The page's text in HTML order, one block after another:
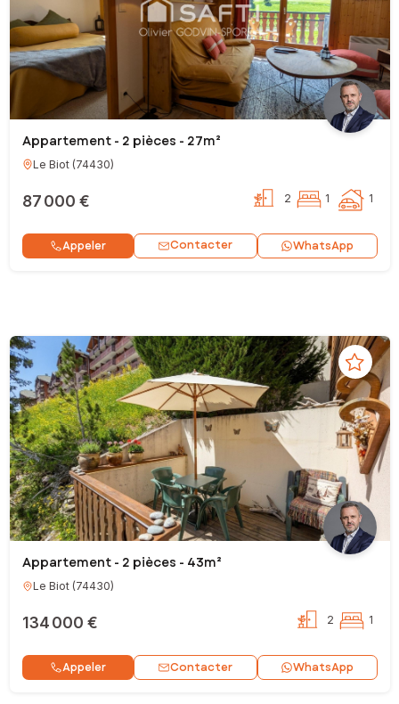
Appartement - 2 pièces - 27m²
Le Biot(74430)
87 000 € 2 1 1
Appeler Contacter WhatsApp
Appartement - 2 pièces - 43m²
Le Biot(74430)
134 000 € 2 1
Appeler Contacter WhatsApp